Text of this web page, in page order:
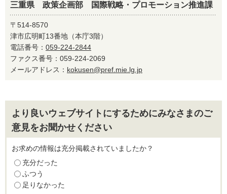
三重県 政策企画部 国際戦略・プロモーション推進課
〒514-8570
津市広明町13番地（本庁3階）
電話番号： 059-224-2844
ファクス番号：059-224-2069
メールアドレス： kokusen@pref.mie.lg.jp
より良いウェブサイトにするためにみなさまのご
意見をお聞かせください
お求めの情報は充分掲載されていましたか？
充分だった
ふつう
足りなかった